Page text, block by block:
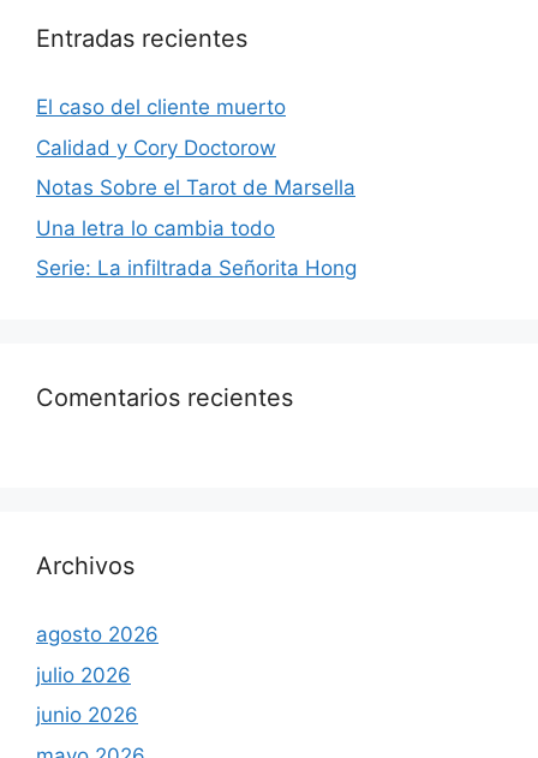
Entradas recientes
El caso del cliente muerto
Calidad y Cory Doctorow
Notas Sobre el Tarot de Marsella
Una letra lo cambia todo
Serie: La infiltrada Señorita Hong
Comentarios recientes
Archivos
agosto 2026
julio 2026
junio 2026